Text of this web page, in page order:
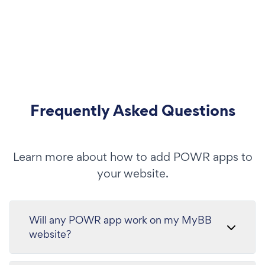
Frequently Asked Questions
Learn more about how to add POWR apps to
your website.
Will any POWR app work on my MyBB
website?